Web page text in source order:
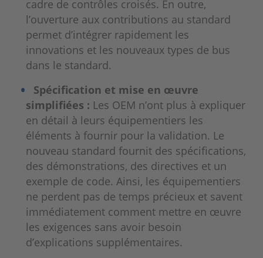
cadre de contrôles croisés. En outre,
l’ouverture aux contributions au standard
permet d’intégrer rapidement les
innovations et les nouveaux types de bus
dans le standard.
Spécification et mise en œuvre
simplifiées : Les OEM n’ont plus à expliquer
en détail à leurs équipementiers les
éléments à fournir pour la validation. Le
nouveau standard fournit des spécifications,
des démonstrations, des directives et un
exemple de code. Ainsi, les équipementiers
ne perdent pas de temps précieux et savent
immédiatement comment mettre en œuvre
les exigences sans avoir besoin
d’explications supplémentaires.